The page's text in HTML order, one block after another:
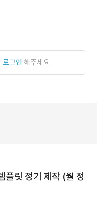
로그인 해주세요.
플릿 정기 제작 (월 정